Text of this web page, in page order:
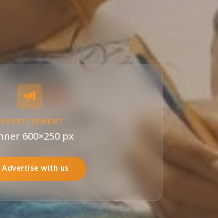
600×250 px
Advertise with us